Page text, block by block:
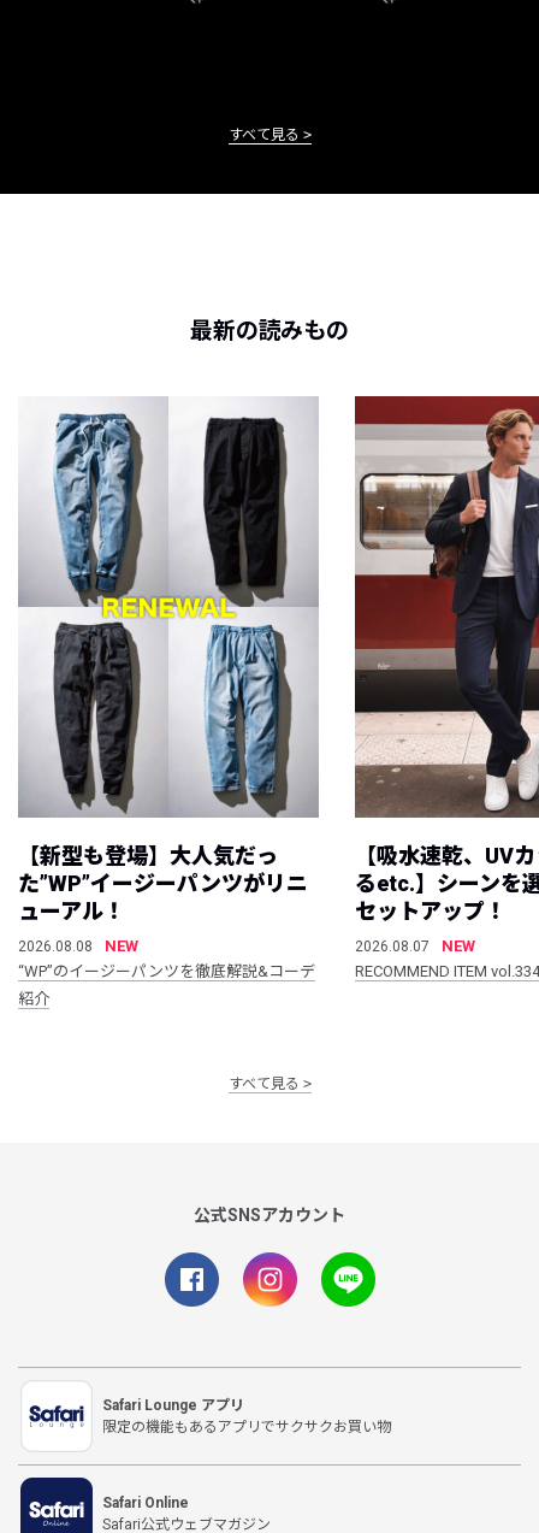
すべて見る
最新の読みもの
【新型も登場】大人気だっ
た”WP”イージーパンツがリニ
ューアル！
2026.08.08
NEW
“WP”のイージーパンツを徹底解説&コーデ
紹介
【吸水速乾、UV
るetc.】シーンを
セットアップ！
2026.08.07
NEW
RECOMMEND ITEM vol.334
すべて見る
公式SNSアカウント
Safari Lounge アプリ
限定の機能もあるアプリでサクサクお買い物
Safari Online
Safari公式ウェブマガジン